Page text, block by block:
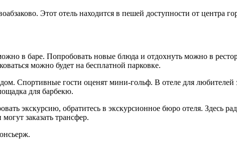
Этот отель находится в пешей доступности от центра
в баре. Попробовать новые блюда и отдохнуть можно в
можно будет на бесплатной парковке.
Спортивные гости оценят мини-гольф. В отеле для
для барбекю.
экскурсию, обратитесь в экскурсионное бюро отеля. Здесь
заказать трансфер.